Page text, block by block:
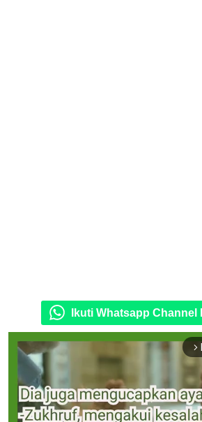
Ikuti Whatsapp Channel
arrow_forward_ios